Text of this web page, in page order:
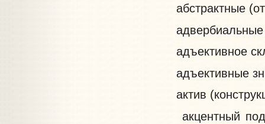
абстрактные
адвербиальные
адъективное
адъективные
актив
акцентный